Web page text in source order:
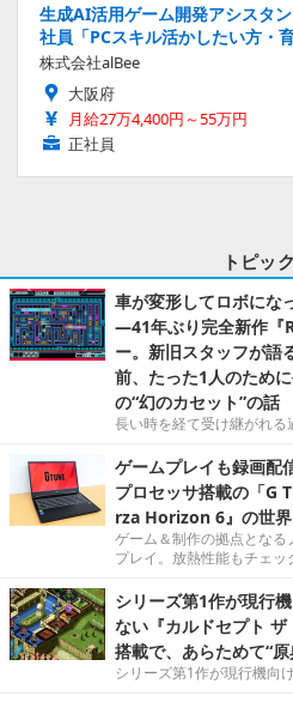
生成AI活用ゲーム開発アシスタ
社員「PCスキル活かしたい方・
株式会社alBee
大阪府
月給27万4,400円～55万円
正社員
トピッ
車が変形してロボにな
―41年ぶり完全新作『
ー。新旧スタッフが語
前、たった1人のため
の“幻のカセット”の話
長い時を経て受け継がれる
ゲームプレイも録画
プロセッサ搭載の「G
rza Horizon 6』の世
ゲーム＆制作の拠点となる
プレイ。放熱性能もチェッ
シリーズ第1作が現行
ない『カルドセプト
搭載で、あらためて“
シリーズ第1作が現行機向